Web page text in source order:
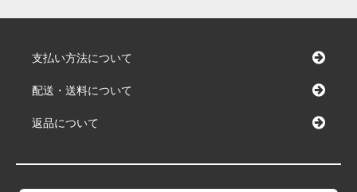
支払い方法について
配送・送料について
返品について